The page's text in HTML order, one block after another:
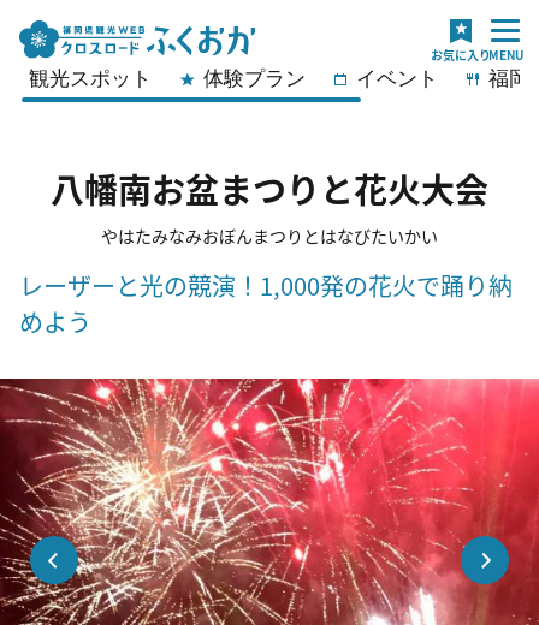
観光スポット 体験プラン イベント 福岡
八幡南お盆まつりと花火大会
やはたみなみおぼんまつりとはなびたいかい
レーザーと光の競演！1,000発の花火で踊り納
めよう